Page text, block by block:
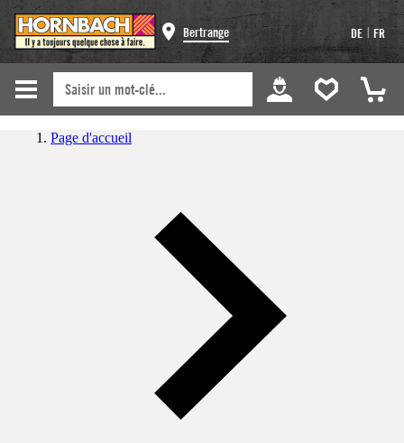
Bertrange DE | FR
Page d'accueil